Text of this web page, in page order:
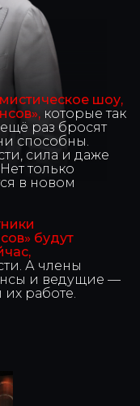
шоу,
которые так
раз бросят
способны.
сила и даже
только
в новом
будут
А члены
и ведущие —
работе.